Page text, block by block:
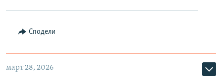
Сподели
март 28, 2026